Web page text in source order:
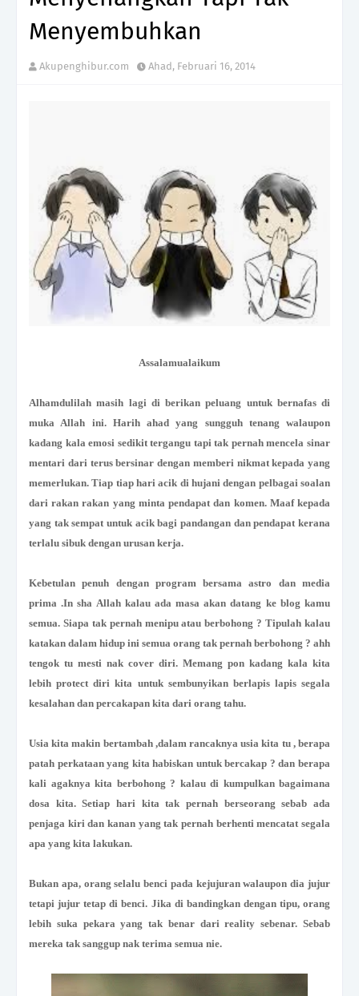
Menyembuhkan
Akupenghibur.com Ahad, Februari 16, 2014
Assalamualaikum
Alhamdulilah masih lagi di berikan peluang untuk bernafas di
muka Allah ini. Harih ahad yang sungguh tenang walaupon
kadang kala emosi sedikit tergangu tapi tak pernah mencela sinar
mentari dari terus bersinar dengan memberi nikmat kepada yang
memerlukan. Tiap tiap hari acik di hujani dengan pelbagai soalan
dari rakan rakan yang minta pendapat dan komen. Maaf kepada
yang tak sempat untuk acik bagi pandangan dan pendapat kerana
terlalu sibuk dengan urusan kerja.
Kebetulan penuh dengan program bersama astro dan media
prima .In sha Allah kalau ada masa akan datang ke blog kamu
semua. Siapa tak pernah menipu atau berbohong ? Tipulah kalau
katakan dalam hidup ini semua orang tak pernah berbohong ? ahh
tengok tu mesti nak cover diri. Memang pon kadang kala kita
lebih protect diri kita untuk sembunyikan berlapis lapis segala
kesalahan dan percakapan kita dari orang tahu.
Usia kita makin bertambah ,dalam rancaknya usia kita tu , berapa
patah perkataan yang kita habiskan untuk bercakap ? dan berapa
kali agaknya kita berbohong ? kalau di kumpulkan bagaimana
dosa kita. Setiap hari kita tak pernah berseorang sebab ada
penjaga kiri dan kanan yang tak pernah berhenti mencatat segala
apa yang kita lakukan.
Bukan apa, orang selalu benci pada kejujuran walaupon dia jujur
tetapi jujur tetap di benci. Jika di bandingkan dengan tipu, orang
lebih suka pekara yang tak benar dari reality sebenar. Sebab
mereka tak sanggup nak terima semua nie.